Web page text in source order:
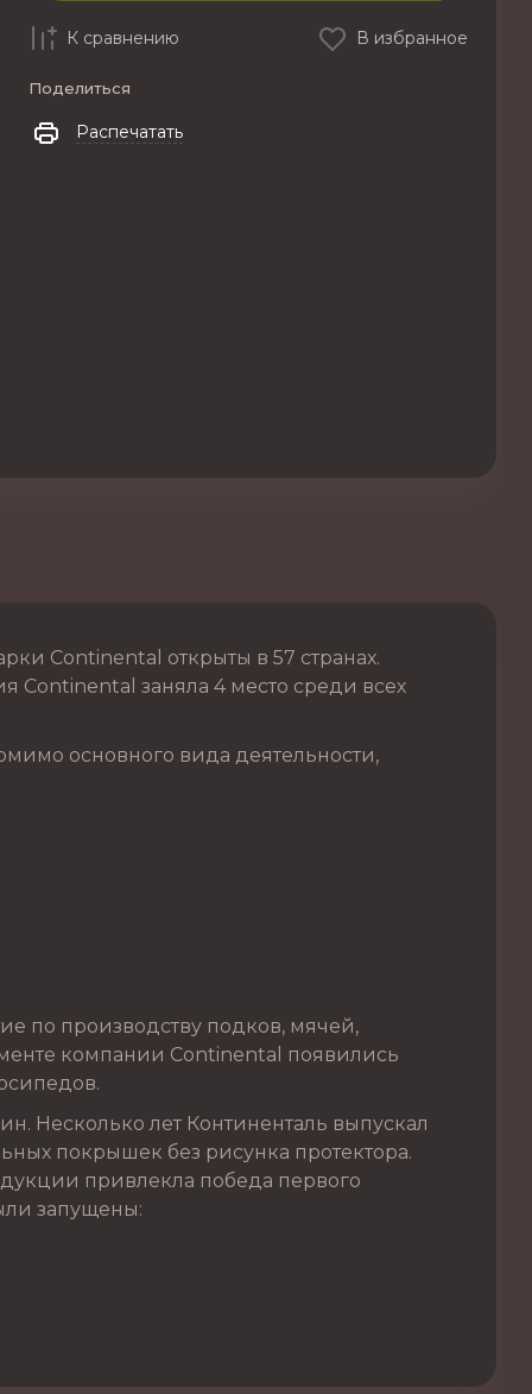
К сравнению В избранное
Поделиться
Распечатать
Continental открыты в 57 странах.
Continental заняла 4 место среди всех
основного вида деятельности,
по производству подков, мячей,
компании Continental появились
Несколько лет Континенталь выпускал
покрышек без рисунка протектора.
привлекла победа первого
запущены: